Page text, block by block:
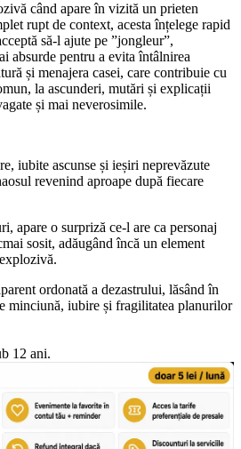
când apare în vizită un prieten
rupt de context, acesta înțelege rapid
să-l ajute pe ”jongleur”,
absurde pentru a evita întâlnirea
și menajera casei, care contribuie cu
la ascunderi, mutări și explicații
și mai neverosimile.
iubite ascunse și ieșiri neprevăzute
revenind aproape după fiecare
apare o surpriză ce-l are ca personaj
sosit, adăugând încă un element
ordonată a dezastrului, lăsând în
minciună, iubire și fragilitatea planurilor
12 ani.